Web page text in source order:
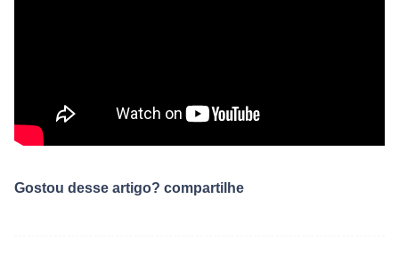
Gostou desse artigo? compartilhe